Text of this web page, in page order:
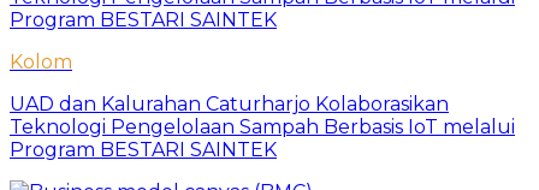
Kolom
UAD dan Kalurahan Caturharjo Kolaborasikan
Teknologi Pengelolaan Sampah Berbasis IoT melalui
Program BESTARI SAINTEK